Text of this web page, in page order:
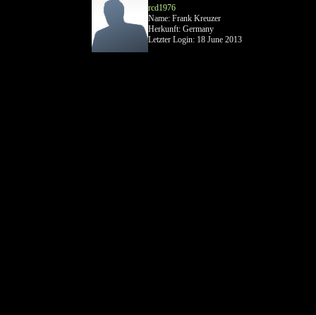
rcd1976
Name: Frank Kreuzer
Herkunft: Germany
Letzter Login: 18 June 2013